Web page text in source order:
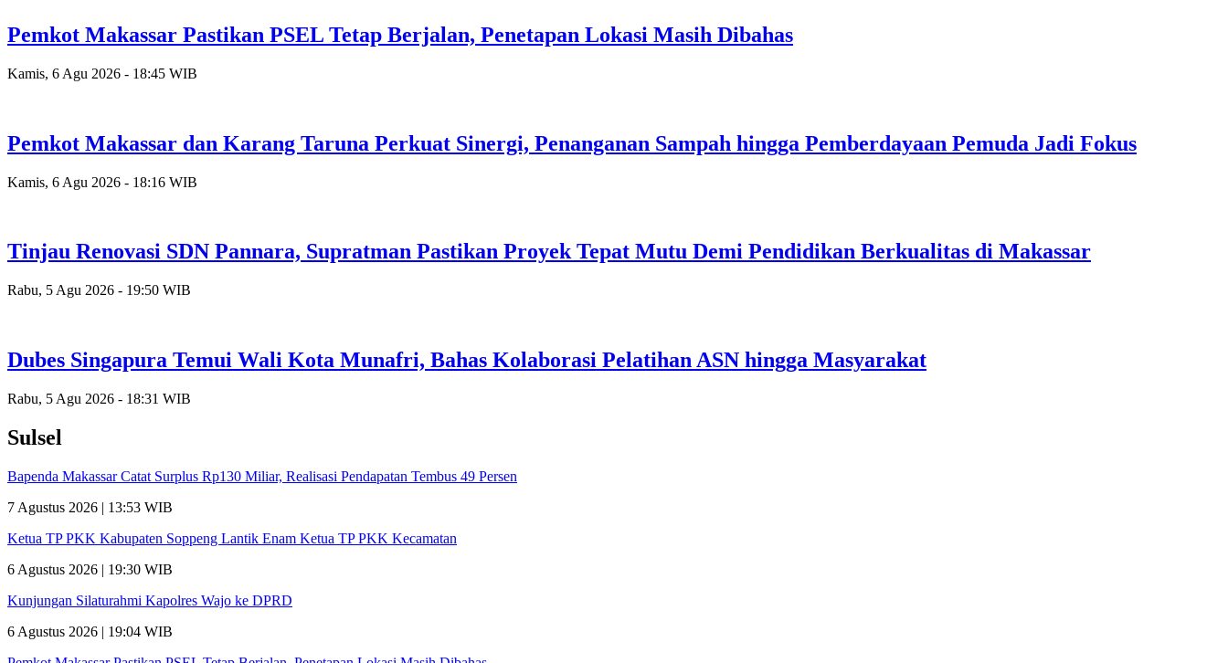
Pemkot Makassar Pastikan PSEL Tetap Berjalan, Penetapan Lokasi Masih Dibahas
Kamis, 6 Agu 2026 - 18:45 WIB
Pemkot Makassar dan Karang Taruna Perkuat Sinergi, Penanganan Sampah hingga Pemberdayaan Pemuda Jadi Fokus
Kamis, 6 Agu 2026 - 18:16 WIB
Tinjau Renovasi SDN Pannara, Supratman Pastikan Proyek Tepat Mutu Demi Pendidikan Berkualitas di Makassar
Rabu, 5 Agu 2026 - 19:50 WIB
Dubes Singapura Temui Wali Kota Munafri, Bahas Kolaborasi Pelatihan ASN hingga Masyarakat
Rabu, 5 Agu 2026 - 18:31 WIB
Sulsel
Bapenda Makassar Catat Surplus Rp130 Miliar, Realisasi Pendapatan Tembus 49 Persen
7 Agustus 2026 | 13:53 WIB
Ketua TP PKK Kabupaten Soppeng Lantik Enam Ketua TP PKK Kecamatan
6 Agustus 2026 | 19:30 WIB
Kunjungan Silaturahmi Kapolres Wajo ke DPRD
6 Agustus 2026 | 19:04 WIB